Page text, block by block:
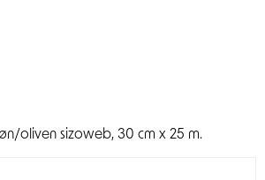
oliven sizoweb, 30 cm x 25 m.